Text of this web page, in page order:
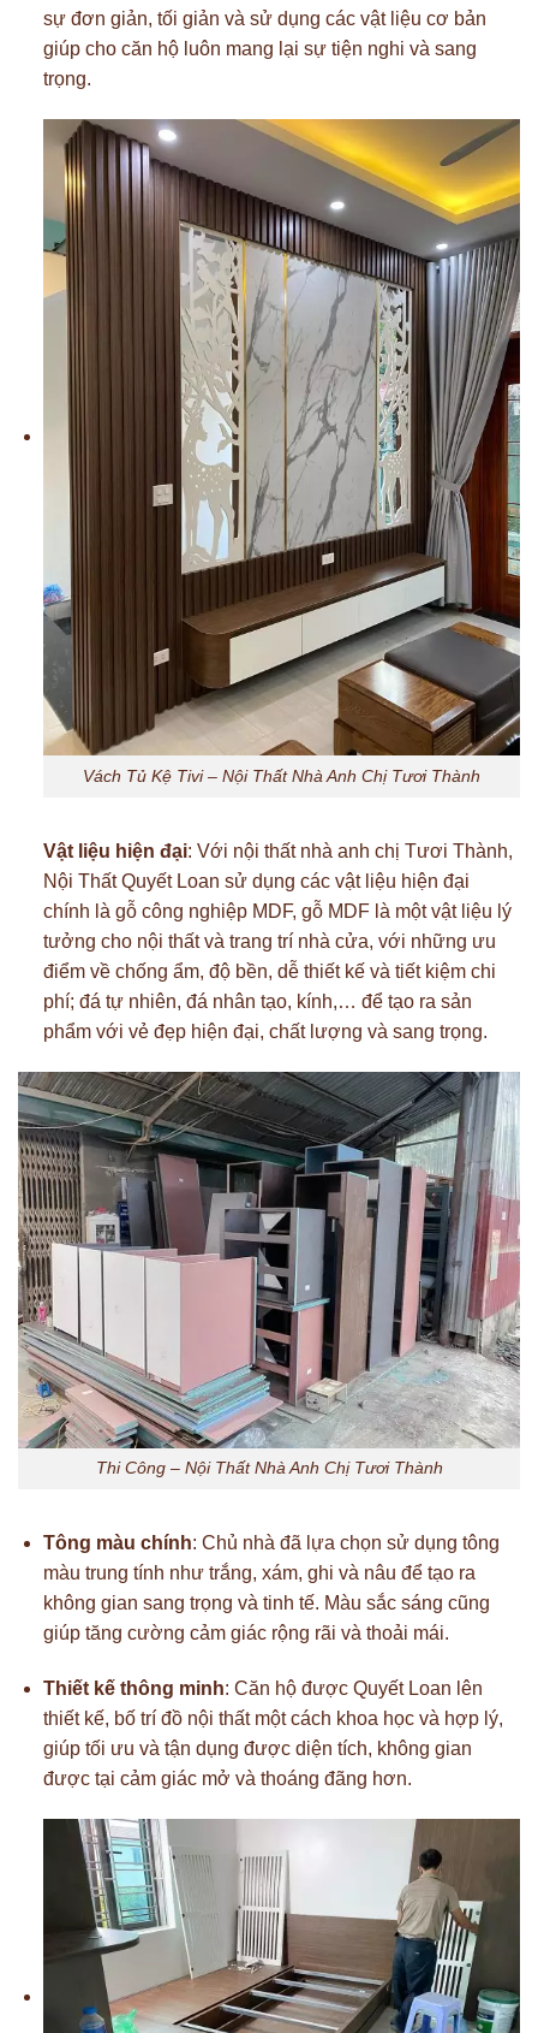
sự đơn giản, tối giản và sử dụng các vật liệu cơ bản
giúp cho căn hộ luôn mang lại sự tiện nghi và sang
trọng.
Vách Tủ Kệ Tivi – Nội Thất Nhà Anh Chị Tươi Thành
Vật liệu hiện đại: Với nội thất nhà anh chị Tươi Thành,
Nội Thất Quyết Loan sử dụng các vật liệu hiện đại
chính là gỗ công nghiệp MDF, gỗ MDF là một vật liệu lý
tưởng cho nội thất và trang trí nhà cửa, với những ưu
điểm về chống ẩm, độ bền, dễ thiết kế và tiết kiệm chi
phí; đá tự nhiên, đá nhân tạo, kính,… để tạo ra sản
phẩm với vẻ đẹp hiện đại, chất lượng và sang trọng.
Thi Công – Nội Thất Nhà Anh Chị Tươi Thành
Tông màu chính: Chủ nhà đã lựa chọn sử dụng tông
màu trung tính như trắng, xám, ghi và nâu để tạo ra
không gian sang trọng và tinh tế. Màu sắc sáng cũng
giúp tăng cường cảm giác rộng rãi và thoải mái.
Thiết kế thông minh: Căn hộ được Quyết Loan lên
thiết kế, bố trí đồ nội thất một cách khoa học và hợp lý,
giúp tối ưu và tận dụng được diện tích, không gian
được tại cảm giác mở và thoáng đãng hơn.